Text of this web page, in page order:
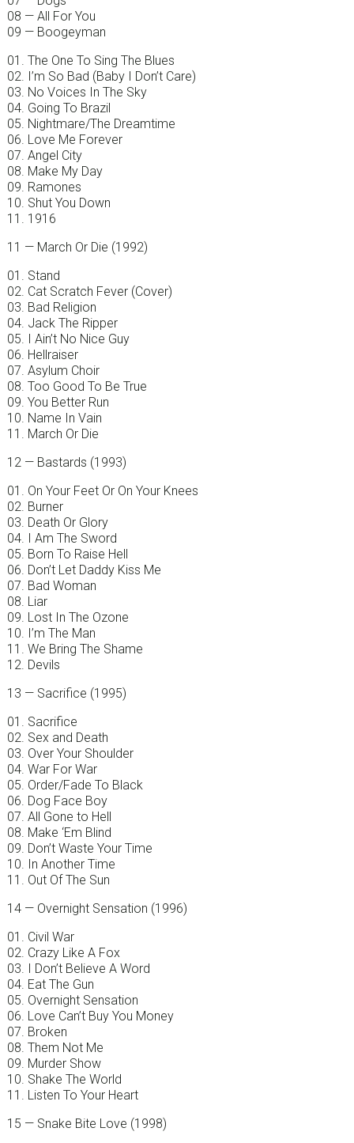
08 — All For You
09 — Boogeyman
01. The One To Sing The Blues
02. I’m So Bad (Baby I Don’t Care)
03. No Voices In The Sky
04. Going To Brazil
05. Nightmare/The Dreamtime
06. Love Me Forever
07. Angel City
08. Make My Day
09. Ramones
10. Shut You Down
11. 1916
11 — March Or Die (1992)
01. Stand
02. Cat Scratch Fever (Cover)
03. Bad Religion
04. Jack The Ripper
05. I Ain’t No Nice Guy
06. Hellraiser
07. Asylum Choir
08. Too Good To Be True
09. You Better Run
10. Name In Vain
11. March Or Die
12 — Bastards (1993)
01. On Your Feet Or On Your Knees
02. Burner
03. Death Or Glory
04. I Am The Sword
05. Born To Raise Hell
06. Don’t Let Daddy Kiss Me
07. Bad Woman
08. Liar
09. Lost In The Ozone
10. I’m The Man
11. We Bring The Shame
12. Devils
13 — Sacrifice (1995)
01. Sacrifice
02. Sex and Death
03. Over Your Shoulder
04. War For War
05. Order/Fade To Black
06. Dog Face Boy
07. All Gone to Hell
08. Make ‘Em Blind
09. Don’t Waste Your Time
10. In Another Time
11. Out Of The Sun
14 — Overnight Sensation (1996)
01. Civil War
02. Crazy Like A Fox
03. I Don’t Believe A Word
04. Eat The Gun
05. Overnight Sensation
06. Love Can’t Buy You Money
07. Broken
08. Them Not Me
09. Murder Show
10. Shake The World
11. Listen To Your Heart
15 — Snake Bite Love (1998)